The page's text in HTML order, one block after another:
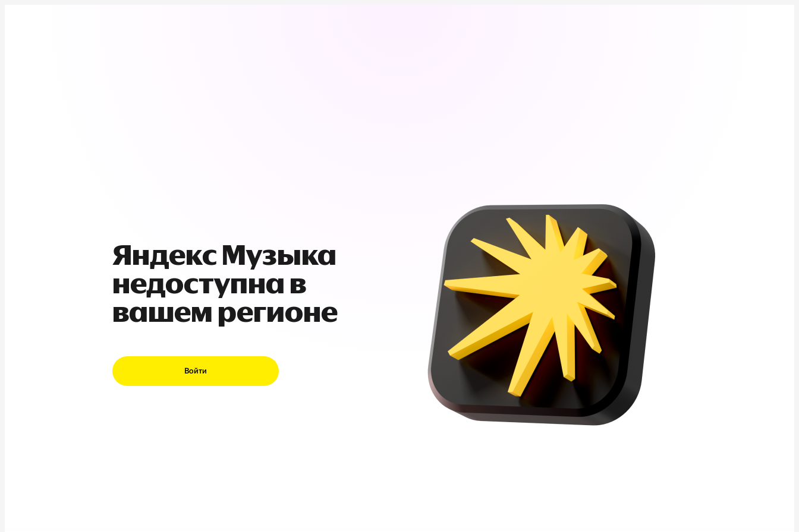
Яндекс Музыка
недоступна в
вашем регионе
Войти